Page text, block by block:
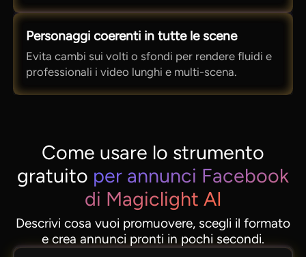
Personaggi coerenti in tutte le scene
Evita cambi sui volti o sfondi per rendere fluidi e
professionali i video lunghi e multi-scena.
Come usare lo strumento
gratuito per annunci Facebook
di Magiclight AI
Descrivi cosa vuoi promuovere, scegli il formato
e crea annunci pronti in pochi secondi.